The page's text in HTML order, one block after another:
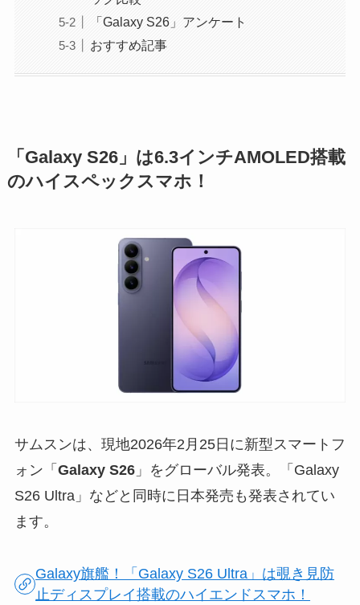
「Galaxy S26」アンケート
おすすめ記事
「Galaxy S26」は6.3インチAMOLED搭載
のハイスペックスマホ！
サムスンは、現地2026年2月25日に新型スマートフ
ォン「 Galaxy S26」をグローバル発表。「Galaxy
S26 Ultra」などと同時に日本発売も発表されてい
ます。
Galaxy旗艦！「Galaxy S26 Ultra」は覗き見防
止ディスプレイ搭載のハイエンドスマホ！